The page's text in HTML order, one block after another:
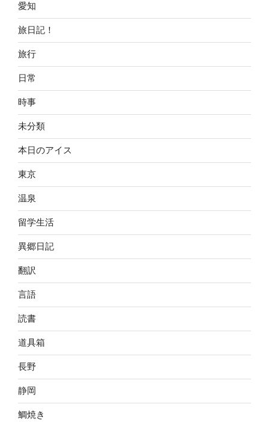
愛知
旅日記！
旅行
日常
時事
未分類
本日のアイス
東京
温泉
留学生活
異郷日記
翻訳
言語
読書
道具箱
長野
静岡
鯛焼き